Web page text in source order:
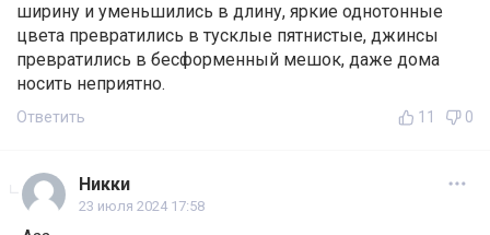
ширину и уменьшились в длину, яркие однотонные
цвета превратились в тусклые пятнистые, джинсы
превратились в бесформенный мешок, даже дома
носить неприятно.
Ответить 11 0
Никки
23 июля 2024 17:58